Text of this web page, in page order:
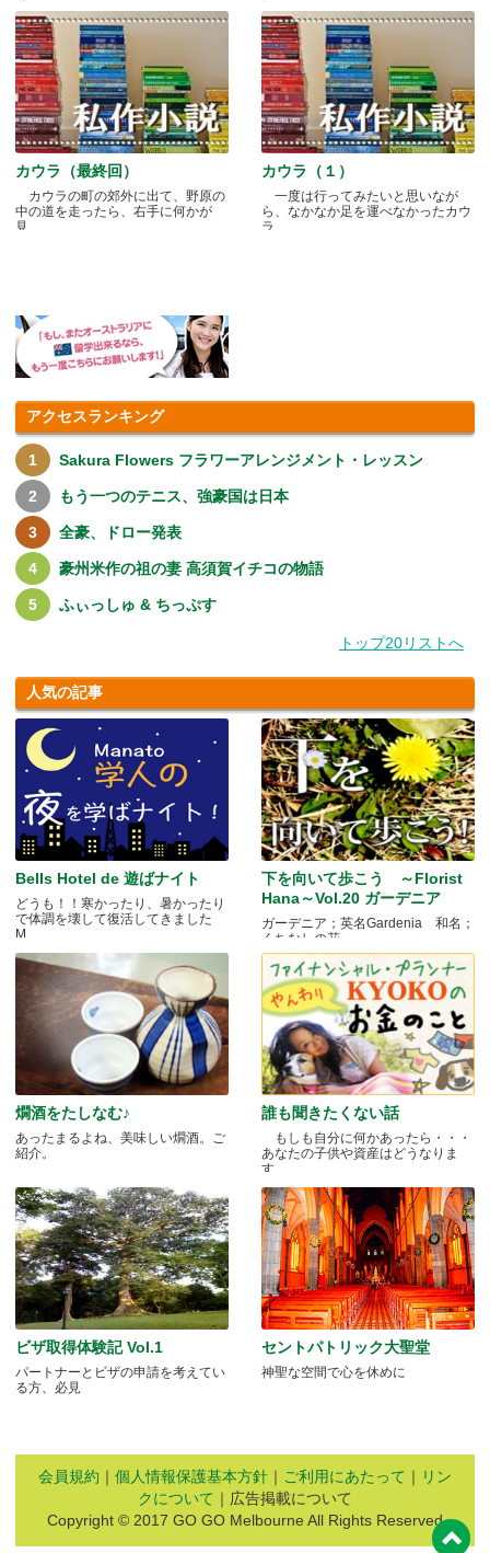
カウラ（最終回）
カウラの町の郊外に出て、野原の
中の道を走ったら、右手に何かが
見.....
カウラ（１）
一度は行ってみたいと思いなが
ら、なかなか足を運べなかったカウ
ラ.....
アクセスランキング
Sakura Flowers フラワーアレンジメント・レッスン
もう一つのテニス、強豪国は日本
全豪、ドロー発表
豪州米作の祖の妻 高須賀イチコの物語
ふぃっしゅ & ちっぷす
トップ20リストへ
人気の記事
Bells Hotel de 遊ばナイト
どうも！！寒かったり、暑かったり
で体調を壊して復活してきました
M.....
下を向いて歩こう ～Florist
Hana～Vol.20 ガーデニア
ガーデニア；英名Gardenia 和名；
くちなしの花 .....
燗酒をたしなむ♪
あったまるよね、美味しい燗酒。ご
紹介。
誰も聞きたくない話
もしも自分に何かあったら・・・
あなたの子供や資産はどうなりま
す.....
ビザ取得体験記 Vol.1
パートナーとビザの申請を考えてい
る方、必見
セントパトリック大聖堂
神聖な空間で心を休めに
会員規約 ｜ 個人情報保護基本方針 ｜ ご利用にあたって ｜ リン
クについて ｜広告掲載について
Copyright © 2017 GO GO Melbourne All Rights Reserved